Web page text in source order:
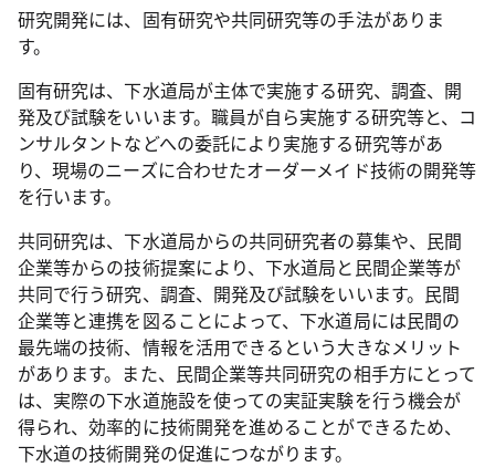
研究開発には、固有研究や共同研究等の手法がありま
す。
固有研究は、下水道局が主体で実施する研究、調査、開
発及び試験をいいます。職員が自ら実施する研究等と、コ
ンサルタントなどへの委託により実施する研究等があ
り、現場のニーズに合わせたオーダーメイド技術の開発等
を行います。
共同研究は、下水道局からの共同研究者の募集や、民間
企業等からの技術提案により、下水道局と民間企業等が
共同で行う研究、調査、開発及び試験をいいます。民間
企業等と連携を図ることによって、下水道局には民間の
最先端の技術、情報を活用できるという大きなメリット
があります。また、民間企業等共同研究の相手方にとって
は、実際の下水道施設を使っての実証実験を行う機会が
得られ、効率的に技術開発を進めることができるため、
下水道の技術開発の促進につながります。